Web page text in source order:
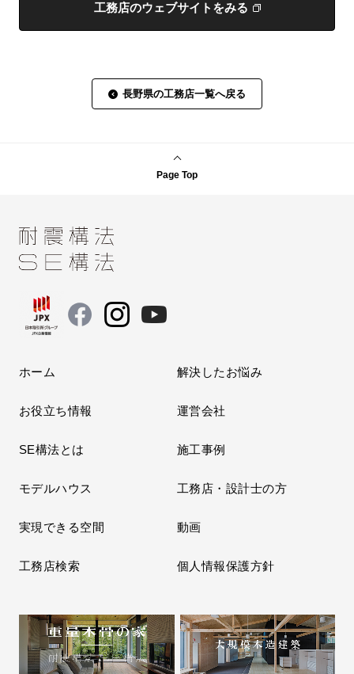
工務店のウェブサイトをみる
長野県の工務店一覧へ戻る
Page Top
ホーム 解決したお悩み
お役立ち情報 運営会社
SE構法とは 施工事例
モデルハウス 工務店・設計士の方
実現できる空間 動画
工務店検索 個人情報保護方針